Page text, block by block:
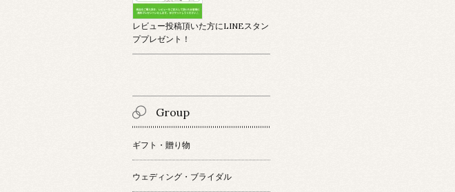
レビュー投稿頂いた方にLINEスタン
ププレゼント！
Group
ギフト・贈り物
ウェディング・ブライダル